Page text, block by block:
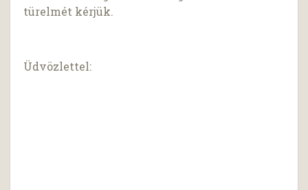
türelmét kérjük.
Üdvözlettel: